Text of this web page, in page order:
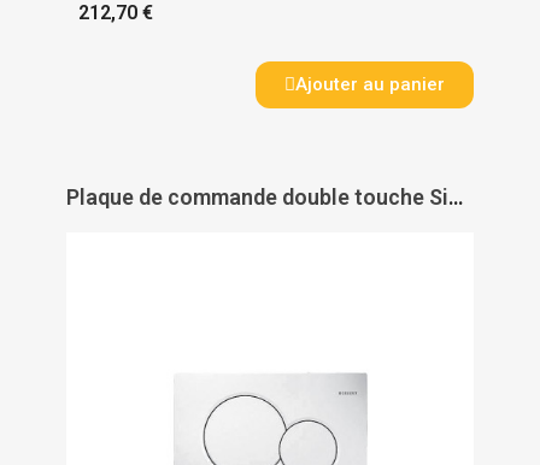
212,70 €
Ajouter au panier
Plaque de commande double touche Sigma 01 - GEBERIT